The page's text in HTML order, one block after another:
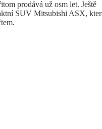
prodává už osm let. Ještě
SUV Mitsubishi ASX,